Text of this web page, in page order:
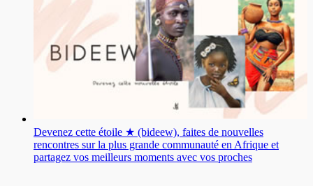
Devenez cette étoile ★ (bideew), faites de nouvelles
rencontres sur la plus grande communauté en Afrique et
partagez vos meilleurs moments avec vos proches